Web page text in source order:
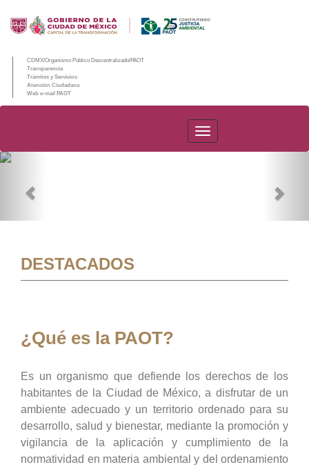
CDMX/Organismo Público Descentralizado/PAOT
Transparencia
Trámites y Servicios
Atención Ciudadana
Web e-mail PAOT
PAOT
DESTACADOS
¿Qué es la PAOT?
Es un organismo que defiende los derechos de los
habitantes de la Ciudad de México, a disfrutar de un
ambiente adecuado y un territorio ordenado para su
desarrollo, salud y bienestar, mediante la promoción y
vigilancia de la aplicación y cumplimiento de la
normatividad en materia ambiental y del ordenamiento